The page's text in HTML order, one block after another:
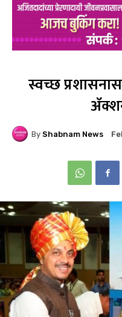
स्वच्छ
By Shabnam News